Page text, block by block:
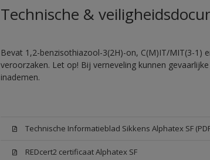
Technische &
Bevat 1,2-benzisothiazool-3(2H)-on, C(M)IT/MIT(3-1)
veroorzaken. Let op! Bij verneveling kunnen
inademen.
Technische Informatieblad Sikkens Alphatex SF
REDcert2 certificaat Alphatex SF